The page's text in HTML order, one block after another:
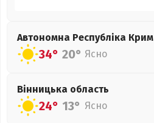
Автономна Республіка Крим
34° 20° Ясно
Вінницька область
24° 13° Ясно